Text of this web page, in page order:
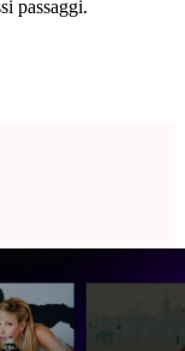
passaggi.